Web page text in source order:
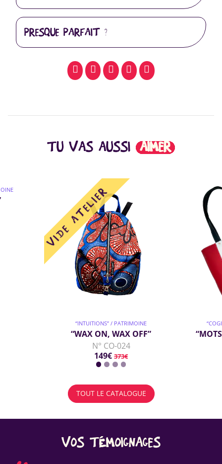
PRESQUE PARFAIT ?
facebookpinterestwhatsapp
SMS email
TU VAS AUSSI AIMER
“INTUITIONS” / PATRIMOINE
“WAX ON, WAX OFF”
N° CO-024
149€ 373€
TOUT LE CATALOGUE
VOS TÉMOIGNAGES